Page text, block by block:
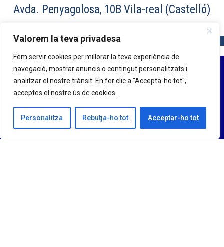
Valorem la teva privadesa
Fem servir cookies per millorar la teva experiència de
navegació, mostrar anuncis o contingut personalitzats i
analitzar el nostre trànsit. En fer clic a "Accepta-ho tot",
acceptes el nostre ús de cookies.
Personalitza Rebutja-ho tot Acceptar-ho tot
Avda. Penyagolosa, 10B Vila-real (Castelló)